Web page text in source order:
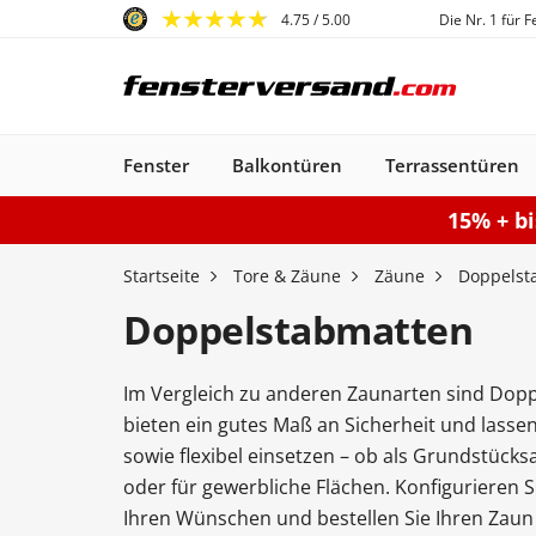
4.75/ 5.00 Die Nr. 1 für
Fenster
Kunststofffenster Kunststoff-Alu
Fenster
Holzfenster
Fenster
Balkontüren
Balkontüren
Kunststoff
Balkontüren
Kunststoff-Alu
Balkontür
Terrassentüren
PSK-Türen Smart-Slide
Terrassentür
Haustüren
Kunststoff
Haustüren
Stahl-Alu
Haustüren
Aluminium
Haustür konfigurieren
Rollladen
Konfigurieren
Raffstores
Konfigurieren
Einzeltor Doppeltor
Gartentor
Sektionaltore
Sektionaltor konfigurieren
Anbau Carports Carports freistehend
Carport
15% +
Startseite Tore & Zäune Zäune
Doppelstabmatten
Im Vergleich zu anderen Zaunarten sind
bieten ein gutes Maß an Sicherheit und
sowie flexibel einsetzen – ob als
oder für gewerbliche Flächen. Konfigurieren
Ihren Wünschen und bestellen Sie Ihren